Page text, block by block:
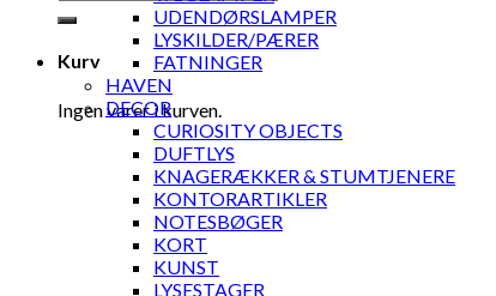
efter:
Kurv
Ingen varer i kurven.
UDENDØRSLAMPER
LYSKILDER/PÆRER
FATNINGER
HAVEN
DECOR
CURIOSITY OBJECTS
DUFTLYS
KNAGERÆKKER & STUMTJENERE
KONTORARTIKLER
NOTESBØGER
KORT
KUNST
LYSESTAGER